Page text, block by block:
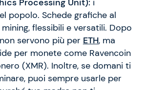
Processing Unit): i
popolo. Schede grafiche al
flessibili e versatili. Dopo
servono più per ETH, ma
per monete come Ravencoin
(XMR). Inoltre, se domani ti
puoi sempre usarle per